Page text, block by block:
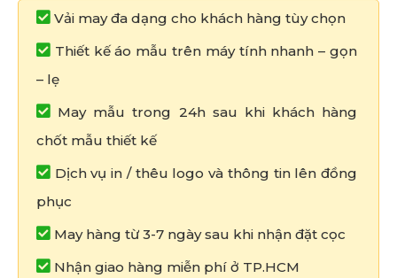
Vải may đa dạng cho khách hàng tùy chọn
Thiết kế áo mẫu trên máy tính nhanh – gọn
– lẹ
May mẫu trong 24h sau khi khách hàng
chốt mẫu thiết kế
Dịch vụ in / thêu logo và thông tin lên đồng
phục
May hàng từ 3-7 ngày sau khi nhận đặt cọc
Nhận giao hàng miễn phí ở TP.HCM